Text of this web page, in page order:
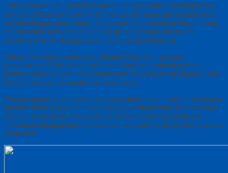
Paling murah dan Memiliki kualitas dengan makin meningkatnya
service jahit secara online talh pengaruhi harga jual busana toga
wisuda dengan jenis harga, tetapi kami memberinya harga paling
murah untuk pemesanan secara grosir dengan peraturan
sedikitnya order dengan mutu yang serupa hasilnya
Bahan Memiliki kualitas dan Jahitan Premium, dengan
pengalaman SDM yang profesional kami memberinya mutu
jahitan yang rapi dan mutu bahan bermrk yang kerap dipakai ialah
bahan bestway vernando dan indosaten.
Pengangkutan mencapai seluruhnya Indonesia, makin meriahnya
layanan kirim yang ada sekarang ini membuat kami memberinya
service extra aman untuk pengangkutan ke tempat anda Se-
Indonesia dengan berbaga layanan exspedisi baik reguler ataupun
ekspedisi.